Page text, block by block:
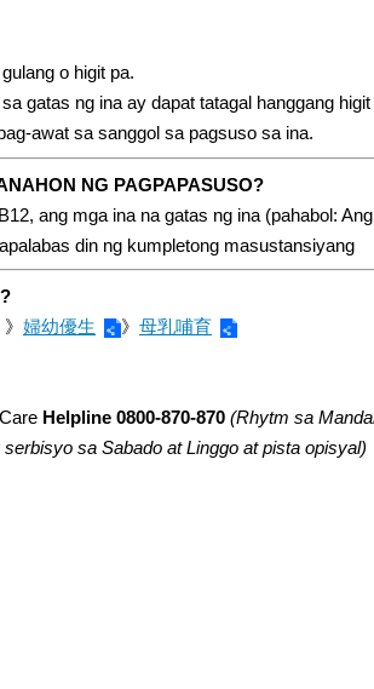
o higit pa.
gatas ng ina ay dapat tatagal hanggang
awat sa sanggol sa pagsuso sa ina.
NG PAGPAPASUSO?
ang mga ina na gatas ng ina (pahabol:
din ng kumpletong masustansiyang
》 婦幼優生 》 母乳哺育
Helpline 0800-870-870 (Rhytm sa
serbisyo sa Sabado at Linggo at pista opisyal)